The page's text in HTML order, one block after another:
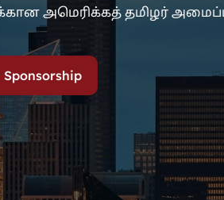
அமெரிக்கத் தமிழர் அமைப்பு.